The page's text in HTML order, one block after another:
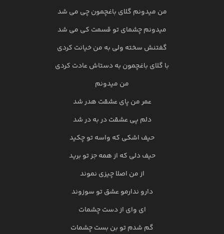
من میدونم گلای باغچمون چی می شد
میدونم چشمای تو قسمت کی می شد
گفتنش سخته ولی به من خیانت کردی
با گلای باغچمون به دستاش عادت کردی
من میدونم
عمر من پای عشقت هدر شد
دلم پی عشقت در به در شد
حیف اشکی که واسه تو چکید
حیف دلی که از همه جز تو برید
از من اصلا چیزی نموند
دارو ندارمو عشق تو سوزوند
ای وای از دست چشمات
گم شدم تو بن بست چشمات